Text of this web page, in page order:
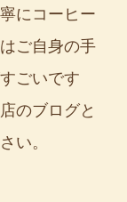
にコーヒー
ご自身の手
ごいです
のブログと
い。